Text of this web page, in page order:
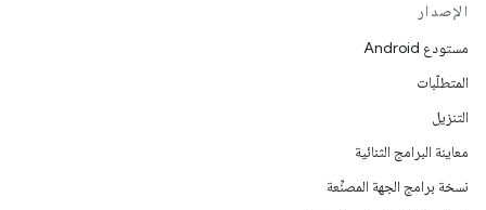
الإصدار
مستودع Android
المتطلّبات
التنزيل
معاينة البرامج الثنائية
نسخة برامج الجهة المصنِّعة